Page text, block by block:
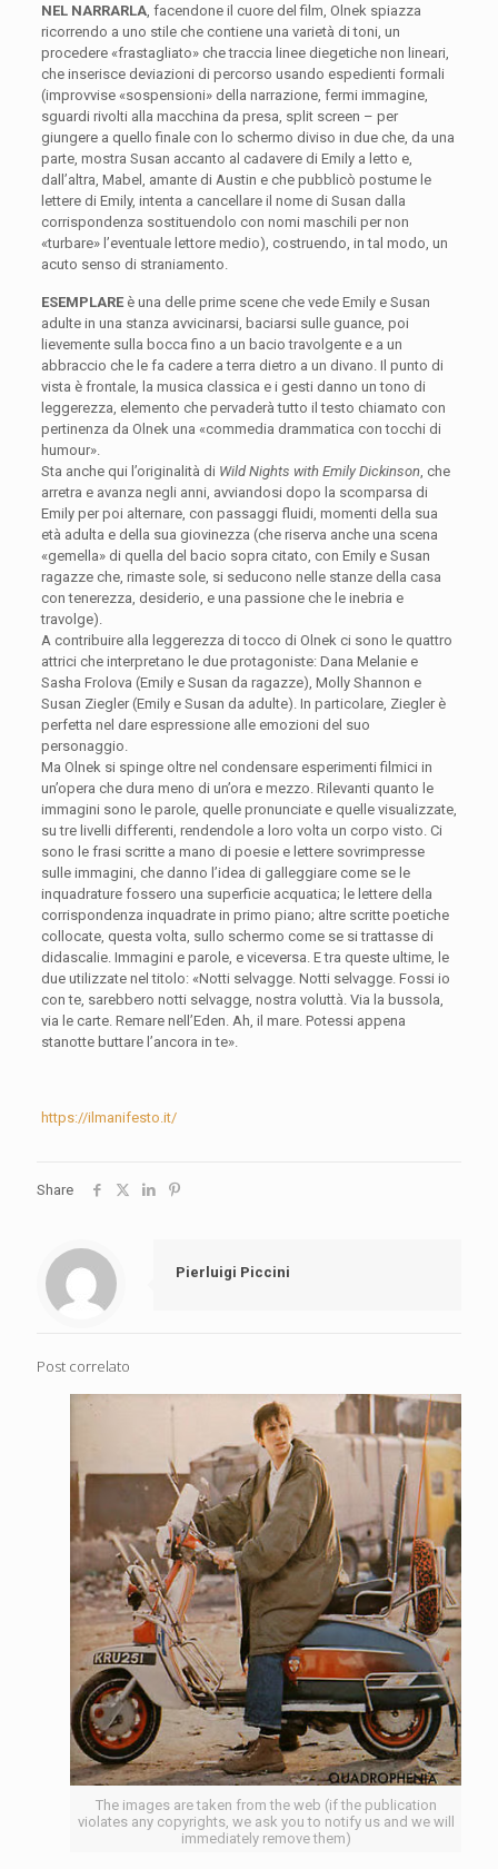
NEL NARRARLA, facendone il cuore del film, Olnek spiazza
ricorrendo a uno stile che contiene una varietà di toni, un
procedere «frastagliato» che traccia linee diegetiche non lineari,
che inserisce deviazioni di percorso usando espedienti formali
(improvvise «sospensioni» della narrazione, fermi immagine,
sguardi rivolti alla macchina da presa, split screen – per
giungere a quello finale con lo schermo diviso in due che, da una
parte, mostra Susan accanto al cadavere di Emily a letto e,
dall’altra, Mabel, amante di Austin e che pubblicò postume le
lettere di Emily, intenta a cancellare il nome di Susan dalla
corrispondenza sostituendolo con nomi maschili per non
«turbare» l’eventuale lettore medio), costruendo, in tal modo, un
acuto senso di straniamento.
ESEMPLAREè una delle prime scene che vede Emily e Susan
adulte in una stanza avvicinarsi, baciarsi sulle guance, poi
lievemente sulla bocca fino a un bacio travolgente e a un
abbraccio che le fa cadere a terra dietro a un divano. Il punto di
vista è frontale, la musica classica e i gesti danno un tono di
leggerezza, elemento che pervaderà tutto il testo chiamato con
pertinenza da Olnek una «commedia drammatica con tocchi di
humour».
Sta anche qui l’originalità di Wild Nights with Emily Dickinson, che
arretra e avanza negli anni, avviandosi dopo la scomparsa di
Emily per poi alternare, con passaggi fluidi, momenti della sua
età adulta e della sua giovinezza (che riserva anche una scena
«gemella» di quella del bacio sopra citato, con Emily e Susan
ragazze che, rimaste sole, si seducono nelle stanze della casa
con tenerezza, desiderio, e una passione che le inebria e
travolge).
A contribuire alla leggerezza di tocco di Olnek ci sono le quattro
attrici che interpretano le due protagoniste: Dana Melanie e
Sasha Frolova (Emily e Susan da ragazze), Molly Shannon e
Susan Ziegler (Emily e Susan da adulte). In particolare, Ziegler è
perfetta nel dare espressione alle emozioni del suo
personaggio.
Ma Olnek si spinge oltre nel condensare esperimenti filmici in
un’opera che dura meno di un’ora e mezzo. Rilevanti quanto le
immagini sono le parole, quelle pronunciate e quelle visualizzate,
su tre livelli differenti, rendendole a loro volta un corpo visto. Ci
sono le frasi scritte a mano di poesie e lettere sovrimpresse
sulle immagini, che danno l’idea di galleggiare come se le
inquadrature fossero una superficie acquatica; le lettere della
corrispondenza inquadrate in primo piano; altre scritte poetiche
collocate, questa volta, sullo schermo come se si trattasse di
didascalie. Immagini e parole, e viceversa. E tra queste ultime, le
due utilizzate nel titolo: «Notti selvagge. Notti selvagge. Fossi io
con te, sarebbero notti selvagge, nostra voluttà. Via la bussola,
via le carte. Remare nell’Eden. Ah, il mare. Potessi appena
stanotte buttare l’ancora in te».
https://ilmanifesto.it/
Share
Pierluigi Piccini
Post correlato
The images are taken from the web (if the publication
violates any copyrights, we ask you to notify us and we will
immediately remove them)